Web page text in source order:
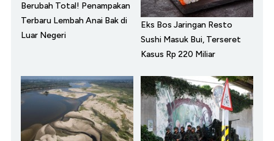
Berubah Total! Penampakan
Terbaru Lembah Anai Bak di
Luar Negeri
Eks Bos Jaringan Resto
Sushi Masuk Bui, Terseret
Kasus Rp 220 Miliar